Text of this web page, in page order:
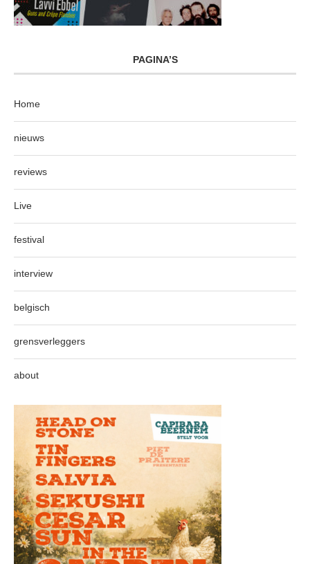
PAGINA’S
Home
nieuws
reviews
Live
festival
interview
belgisch
grensverleggers
about